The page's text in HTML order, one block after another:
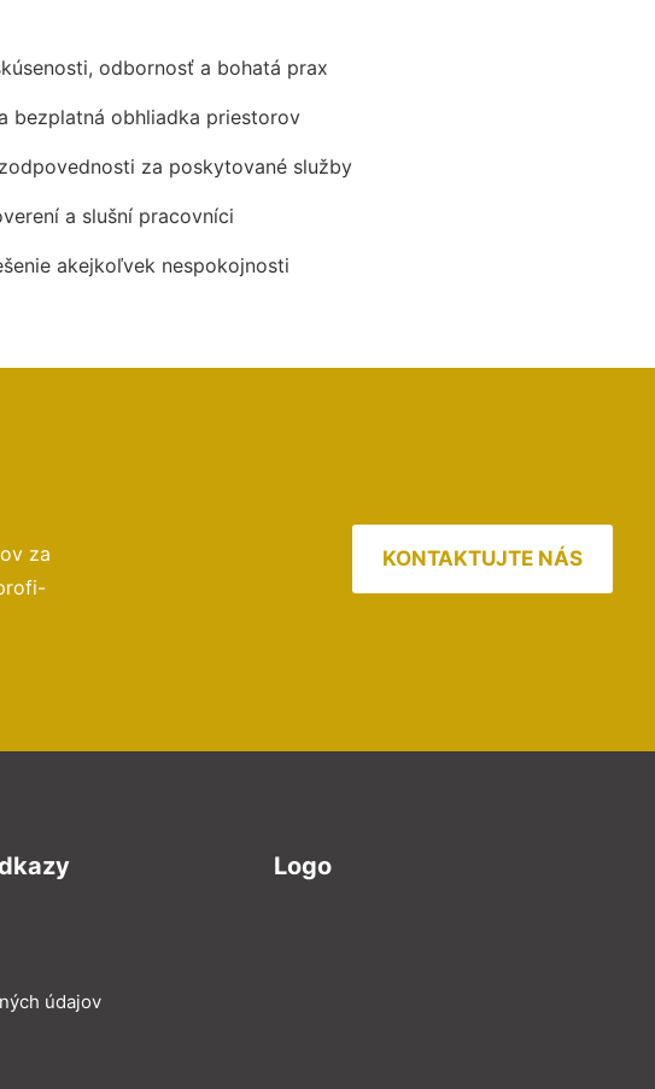
odbornosť a bohatá prax
bezplatná obhliadka priestorov
za poskytované služby
a slušní pracovníci
akejkoľvek nespokojnosti
za
KONTAKTUJTE NÁS
údajov
Logo